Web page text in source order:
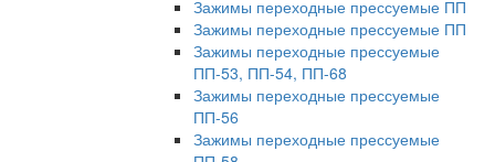
Зажимы переходные прессуемые ПП
Зажимы переходные прессуемые ПП
Зажимы переходные прессуемые
ПП-53, ПП-54, ПП-68
Зажимы переходные прессуемые
ПП-56
Зажимы переходные прессуемые